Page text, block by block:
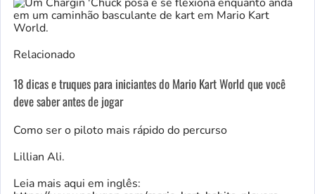
Relacionado
18 dicas e truques para iniciantes do Mario Kart World que você
deve saber antes de jogar
Como ser o piloto mais rápido do percurso
Lillian Ali.
Leia mais aqui em inglês: